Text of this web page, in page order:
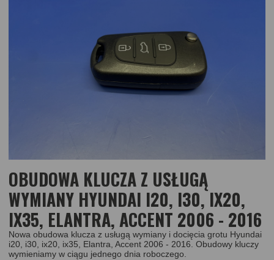
OBUDOWA KLUCZA Z USŁUGĄ
WYMIANY HYUNDAI I20, I30, IX20,
IX35, ELANTRA, ACCENT 2006 - 2016
Nowa obudowa klucza z usługą wymiany i docięcia grotu Hyundai
i20, i30, ix20, ix35, Elantra, Accent 2006 - 2016. Obudowy kluczy
wymieniamy w ciągu jednego dnia roboczego.